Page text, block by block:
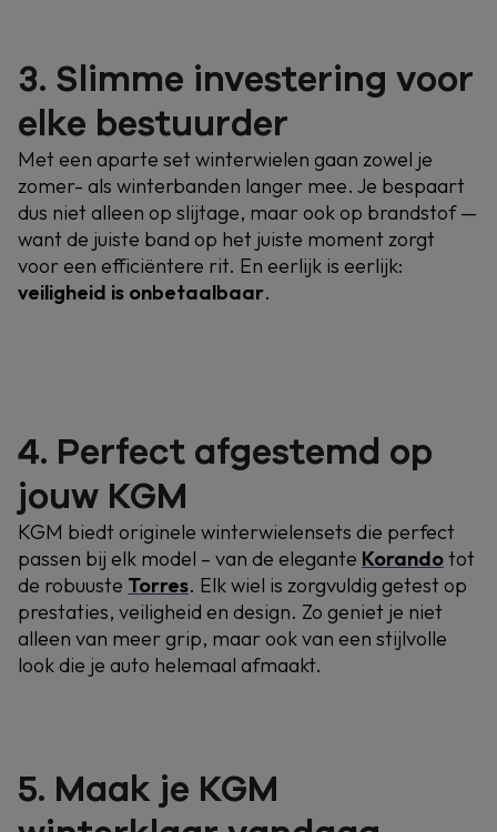
3. Slimme investering voor
elke bestuurder
Met een aparte set winterwielen gaan zowel je
zomer- als winterbanden langer mee. Je bespaart
dus niet alleen op slijtage, maar ook op brandstof —
want de juiste band op het juiste moment zorgt
voor een efficiëntere rit. En eerlijk is eerlijk:
veiligheid is onbetaalbaar.
4. Perfect afgestemd op
jouw KGM
KGM biedt originele winterwielensets die perfect
passen bij elk model – van de elegante Korandotot
de robuuste Torres. Elk wiel is zorgvuldig getest op
prestaties, veiligheid en design. Zo geniet je niet
alleen van meer grip, maar ook van een stijlvolle
look die je auto helemaal afmaakt.
5. Maak je KGM